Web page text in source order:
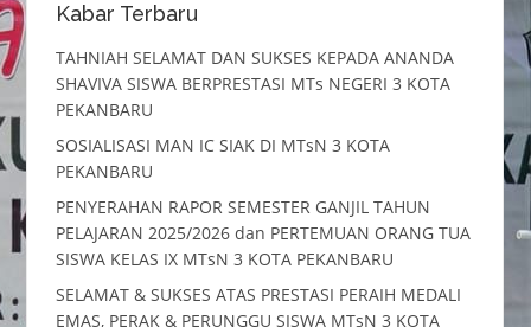
Kabar Terbaru
TAHNIAH SELAMAT DAN SUKSES KEPADA ANANDA
SHAVIVA SISWA BERPRESTASI MTs NEGERI 3 KOTA
PEKANBARU
SOSIALISASI MAN IC SIAK DI MTsN 3 KOTA
PEKANBARU
PENYERAHAN RAPOR SEMESTER GANJIL TAHUN
PELAJARAN 2025/2026 dan PERTEMUAN ORANG TUA
SISWA KELAS IX MTsN 3 KOTA PEKANBARU
SELAMAT & SUKSES ATAS PRESTASI PERAIH MEDALI
EMAS, PERAK & PERUNGGU SISWA MTsN 3 KOTA